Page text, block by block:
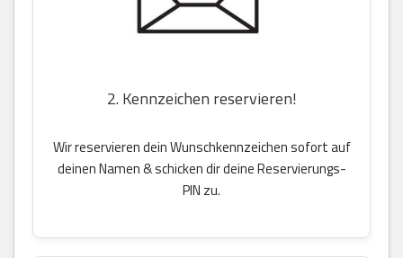
2. Kennzeichen reservieren!
Wir reservieren dein Wunschkennzeichen sofort auf
deinen Namen & schicken dir deine Reservierungs-
PIN zu.